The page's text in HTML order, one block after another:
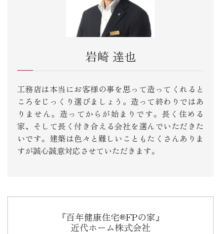
岩崎 達也
工務店は本当にお客様の事を思って造ってくれると
ころをじっくり選びましょう。造って終わりではあ
りません。造ってからが始まりです。長く住める
家、そして長く付き合える会社を選んでいただきた
いです。建築は色々と難しいこともたくさんありま
すが誠心誠意対応させていただきます。
『百年健康住宅®FPの家』
近代ホーム株式会社